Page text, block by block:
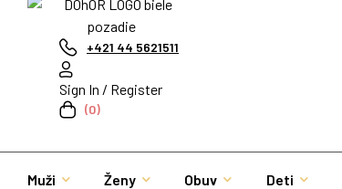
+421 44 5621511
Sign In / Register
(0)
Muži Ženy Obuv Deti